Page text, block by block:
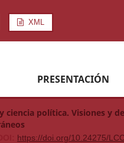
XML
PRESENTACIÓN
ciencia política. Visiones y
https://doi.org/10.24275/